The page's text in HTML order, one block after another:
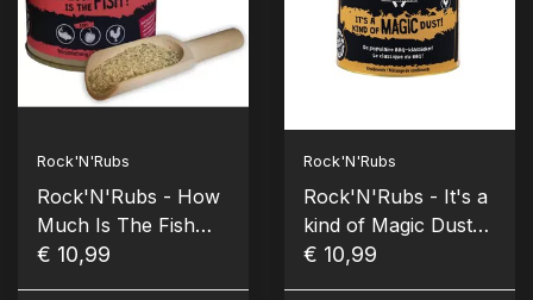
Rock'N'Rubs
Rock'N'Rubs - How
Much Is The Fish
(180 gr)
€ 10,99
Rock'N'Rubs
Rock'N'Rubs - It's a
kind of Magic Dust
(170 gram)
€ 10,99